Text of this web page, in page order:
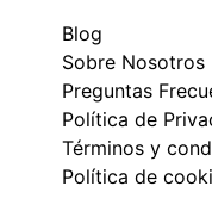
Blog
Sobre Nosotros
Preguntas
Política de
Términos y
Política de